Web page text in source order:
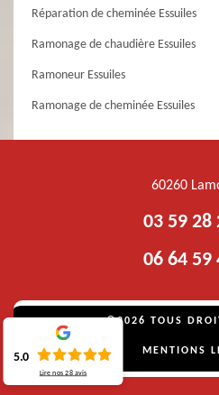
Réparation de cheminée Essuiles
Ramonage de chaudière Essuiles
Ramoneur Essuiles
Ramonage de cheminée Essuiles
60260
03 59 28
06 64 59
©2026 TOUS
MENTIONS
5.0
Lire nos28 avis